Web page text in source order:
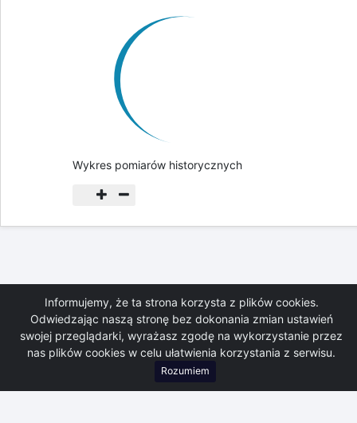
Welcome message
Informujemy, że ta strona korzysta z plików cookies.
Odwiedzając naszą stronę bez dokonania zmian ustawień
swojej przeglądarki, wyrażasz zgodę na wykorzystanie przez
nas plików cookies w celu ułatwienia korzystania z serwisu.
Rozumiem
Wykres pomiarów historycznych
System Monitoringu Powodziowego dostarczany jest przez firmę:
RWD PROSPECT 33-100 Tarnów ul. Klikowska 50www.prospect.ple-mail:
monitoring@prospect.pl